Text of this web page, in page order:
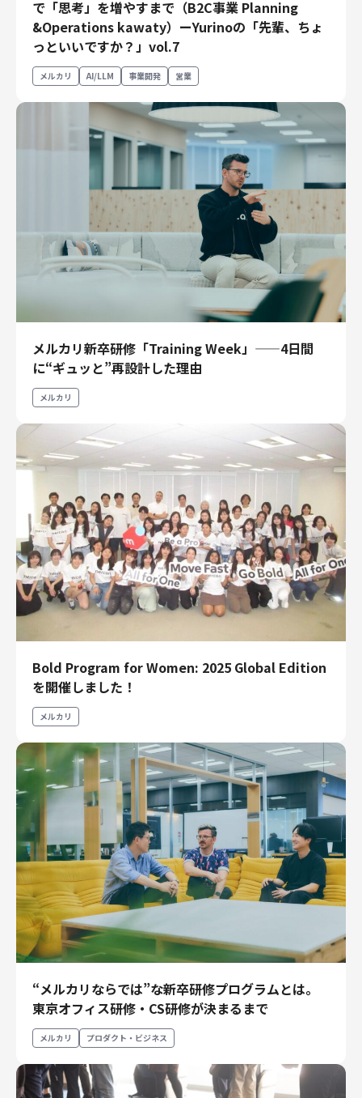
財務・経理
内部監査・リスク
法務
セキュリティ・プライバシー
募集中の求人一覧
で「思考」を増やすまで（B2C事業 Planning
&Operations kawaty）ーYurinoの「先輩、ちょ
っといいですか？」vol.7
メルカリ AI/LLM 事業開発 営業
メルカリ新卒研修「Training Week」——4日間
に“ギュッと”再設計した理由
メルカリ
Bold Program for Women: 2025 Global Edition
を開催しました！
メルカリ
“メルカリならでは”な新卒研修プログラムとは。
東京オフィス研修・CS研修が決まるまで
メルカリ プロダクト・ビジネス